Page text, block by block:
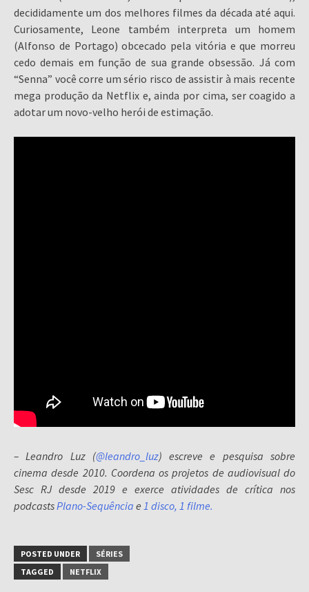
decididamente um dos melhores filmes da década até aqui.
Curiosamente, Leone também interpreta um homem
(Alfonso de Portago) obcecado pela vitória e que morreu
cedo demais em função de sua grande obsessão. Já com
“Senna” você corre um sério risco de assistir à mais recente
mega produção da Netflix e, ainda por cima, ser coagido a
adotar um novo-velho herói de estimação.
– Leandro Luz (@leandro_luz) escreve e pesquisa sobre
cinema desde 2010. Coordena os projetos de audiovisual do
Sesc RJ desde 2019 e exerce atividades de crítica nos
podcastsPlano-Sequência e 1 disco, 1 filme.
POSTED UNDER
SÉRIES
TAGGED
NETFLIX